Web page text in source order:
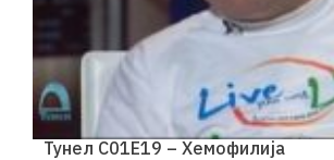
Тунел С01Е19 – Хемофилија